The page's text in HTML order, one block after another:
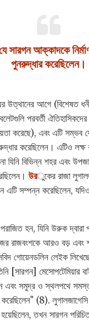
সারগন আক্কাদকে নির্মাণ
পুনরুদ্ধার করেছিলেন।
উত্থানের আগে (বিশেষত ধনী
পরবর্তী
করেছে), এবং এটি
করেছিলেন। এটিও
যিনি বিভিন্ন শহর এবং
উরুকের রাজা
এটি সম্পন্ন করেছিলেন,
পরাজিত হন, যিনি উরুক
রাজবংশকে আরও বড় এবং
গোয়েনডলিন লেইক
[সারগন] মেসোপটেমিয়ার
এবং সমুদ্র ও স্থলপথে
করেছিলেন" (8).
তখন সারগন